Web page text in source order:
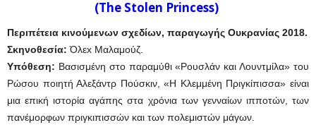
(The Stolen Princess)
Περιπέτεια κινούμενων σχεδίων, παραγωγής Ουκρανίας 2018.
Σκηνοθεσία:Όλεx Μαλαμούζ.
Υπόθεση: Βασισμένη στο παραμύθι «Ρουσλάν και Λουντμίλα» του
Ρώσου ποιητή Αλεξάντρ Πούσκιν, «Η Κλεμμένη Πριγκίπισσα» είναι
μια επική ιστορία αγάπης στα χρόνια των γενναίων ιπποτών, των
πανέμορφων πριγκιπισσών και των πολεμιστών μάγων.